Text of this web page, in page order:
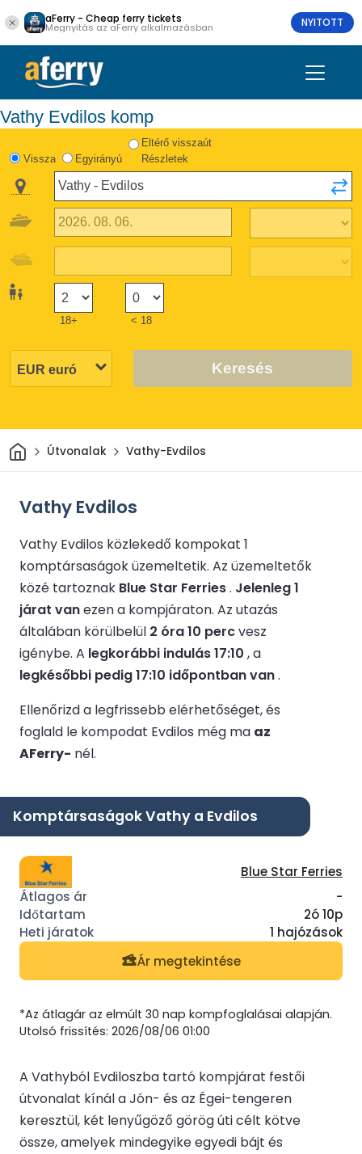
aFerry - Cheap ferry tickets
Megnyitás az aFerry alkalmazásban NYITOTT
Vathy Evdilos komp
Vissza Egyirányú
Eltérő visszaút
Részletek
18+ < 18
Keresés
Otthon
Útvonalak Vathy-Evdilos
Vathy Evdilos
Vathy Evdilos közlekedő kompokat 1
komptársaságok üzemeltetik. Az üzemeltetők
közé tartoznak Blue Star Ferries. Jelenleg 1
járat vanezen a kompjáraton. Az utazás
általában körülbelül 2 óra 10 percvesz
igénybe. A legkorábbi indulás 17:10 , a
legkésőbbi pedig 17:10 időpontban van.
Ellenőrizd a legfrissebb elérhetőséget, és
foglald le kompodat Evdilos még ma az
AFerry- nél.
Komptársaságok Vathy a Evdilos
Blue Star Ferries
-
2ó 10p
1 hajózások
Ár megtekintése
*Az átlagár az elmúlt 30 nap kompfoglalásai alapján.
Utolsó frissítés: 2026/08/06 01:00
A Vathyból Evdiloszba tartó kompjárat festői
útvonalat kínál a Jón- és az Égei-tengeren
keresztül, két lenyűgöző görög úti célt kötve
össze, amelyek mindegyike egyedi bájt és